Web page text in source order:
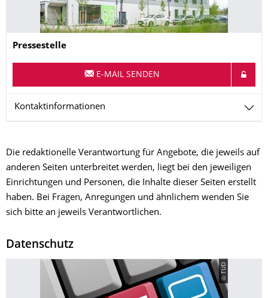
Name
Pressestelle
E-MAIL SENDEN
Kontaktinformationen
Die redaktionelle Verantwortung für Angebote, die jeweils auf
anderen Seiten unterbreitet werden, liegt bei den jeweiligen
Einrichtungen und Personen, die Inhalte dieser Seiten erstellt
haben. Bei Fragen, Anregungen und ähnlichem wenden Sie
sich bitte an jeweils Verantwortlichen.
Datenschutz
© TUD